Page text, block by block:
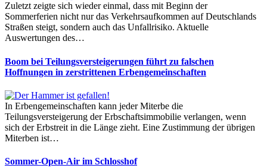
Zuletzt zeigte sich wieder einmal, dass mit Beginn der
Sommerferien nicht nur das Verkehrsaufkommen auf Deutschlands
Straßen steigt, sondern auch das Unfallrisiko. Aktuelle
Auswertungen des…
Boom bei Teilungsversteigerungen führt zu falschen
Hoffnungen in zerstrittenen Erbengemeinschaften
In Erbengemeinschaften kann jeder Miterbe die
Teilungsversteigerung der Erbschaftsimmobilie verlangen, wenn
sich der Erbstreit in die Länge zieht. Eine Zustimmung der übrigen
Miterben ist…
Sommer-Open-Air im Schlosshof